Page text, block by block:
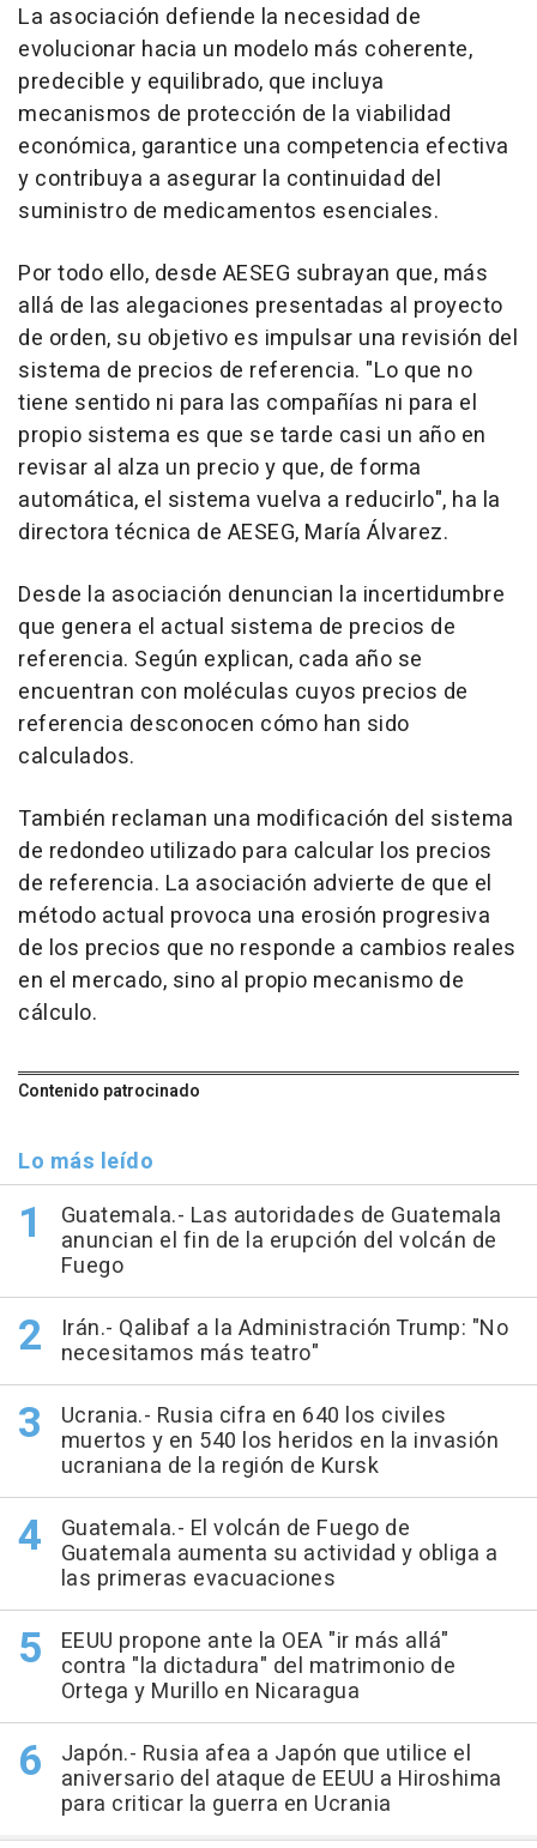
La asociación defiende la necesidad de
evolucionar hacia un modelo más coherente,
predecible y equilibrado, que incluya
mecanismos de protección de la viabilidad
económica, garantice una competencia efectiva
y contribuya a asegurar la continuidad del
suministro de medicamentos esenciales.
Por todo ello, desde AESEG subrayan que, más
allá de las alegaciones presentadas al proyecto
de orden, su objetivo es impulsar una revisión del
sistema de precios de referencia. "Lo que no
tiene sentido ni para las compañías ni para el
propio sistema es que se tarde casi un año en
revisar al alza un precio y que, de forma
automática, el sistema vuelva a reducirlo", ha la
directora técnica de AESEG, María Álvarez.
Desde la asociación denuncian la incertidumbre
que genera el actual sistema de precios de
referencia. Según explican, cada año se
encuentran con moléculas cuyos precios de
referencia desconocen cómo han sido
calculados.
También reclaman una modificación del sistema
de redondeo utilizado para calcular los precios
de referencia. La asociación advierte de que el
método actual provoca una erosión progresiva
de los precios que no responde a cambios reales
en el mercado, sino al propio mecanismo de
cálculo.
Contenido patrocinado
Lo más leído
Guatemala.- Las autoridades de Guatemala
anuncian el fin de la erupción del volcán de
Fuego
Irán.- Qalibaf a la Administración Trump: "No
necesitamos más teatro"
Ucrania.- Rusia cifra en 640 los civiles
muertos y en 540 los heridos en la invasión
ucraniana de la región de Kursk
Guatemala.- El volcán de Fuego de
Guatemala aumenta su actividad y obliga a
las primeras evacuaciones
EEUU propone ante la OEA "ir más allá"
contra "la dictadura" del matrimonio de
Ortega y Murillo en Nicaragua
Japón.- Rusia afea a Japón que utilice el
aniversario del ataque de EEUU a Hiroshima
para criticar la guerra en Ucrania